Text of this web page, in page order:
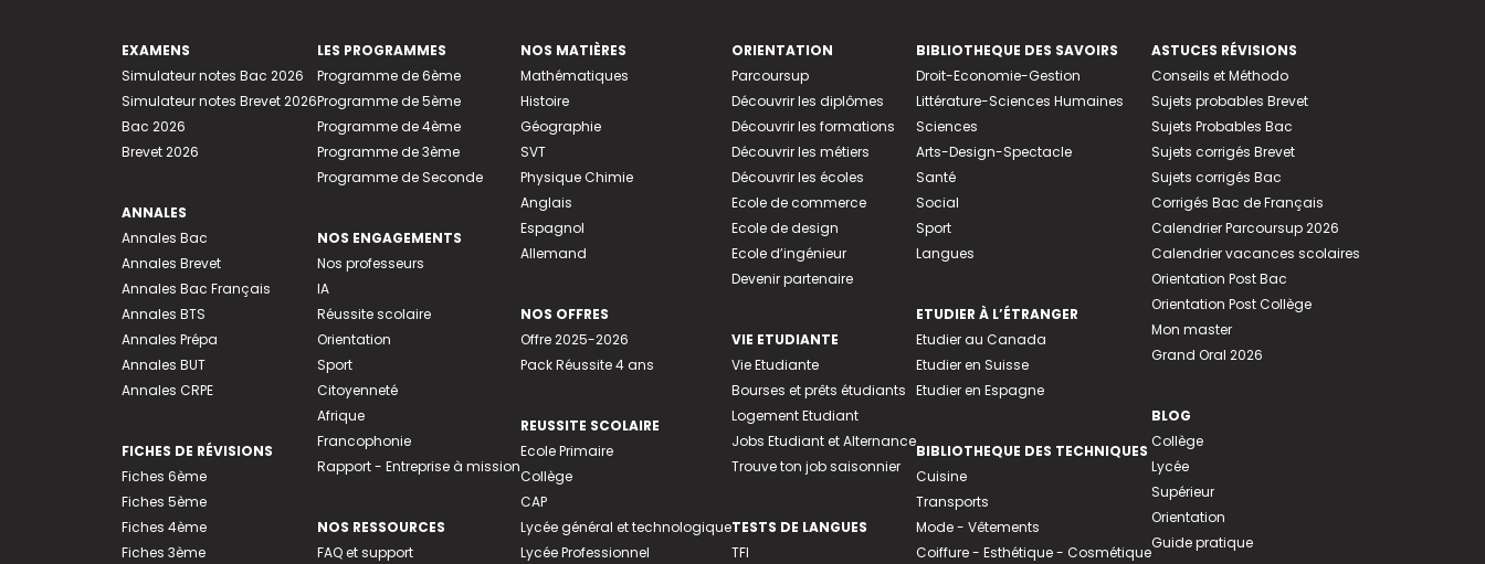
EXAMENS
Simulateur notes Bac 2026
Simulateur notes Brevet 2026
Bac 2026
Brevet 2026
ANNALES
Annales Bac
Annales Brevet
Annales Bac Français
Annales BTS
Annales Prépa
Annales BUT
Annales CRPE
FICHES DE RÉVISIONS
Fiches 6ème
Fiches 5ème
Fiches 4ème
Fiches 3ème
LES PROGRAMMES
Programme de 6ème
Programme de 5ème
Programme de 4ème
Programme de 3ème
Programme de Seconde
NOS ENGAGEMENTS
Nos professeurs
IA
Réussite scolaire
Orientation
Sport
Citoyenneté
Afrique
Francophonie
Rapport - Entreprise à mission
NOS RESSOURCES
FAQ et support
NOS MATIÈRES
Mathématiques
Histoire
Géographie
SVT
Physique Chimie
Anglais
Espagnol
Allemand
NOS OFFRES
Offre 2025-2026
Pack Réussite 4 ans
REUSSITE SCOLAIRE
Ecole Primaire
Collège
CAP
Lycée général et technologique
Lycée Professionnel
ORIENTATION
Parcoursup
Découvrir les diplômes
Découvrir les formations
Découvrir les métiers
Découvrir les écoles
Ecole de commerce
Ecole de design
Ecole d’ingénieur
Devenir partenaire
VIE ETUDIANTE
Vie Etudiante
Bourses et prêts étudiants
Logement Etudiant
Jobs Etudiant et Alternance
Trouve ton job saisonnier
TESTS DE LANGUES
TFI
BIBLIOTHEQUE DES SAVOIRS
Droit-Economie-Gestion
Littérature-Sciences Humaines
Sciences
Arts-Design-Spectacle
Santé
Social
Sport
Langues
ETUDIER À L’ÉTRANGER
Etudier au Canada
Etudier en Suisse
Etudier en Espagne
BIBLIOTHEQUE DES TECHNIQUES
Cuisine
Transports
Mode - Vêtements
Coiffure - Esthétique - Cosmétique
ASTUCES RÉVISIONS
Conseils et Méthodo
Sujets probables Brevet
Sujets Probables Bac
Sujets corrigés Brevet
Sujets corrigés Bac
Corrigés Bac de Français
Calendrier Parcoursup 2026
Calendrier vacances scolaires
Orientation Post Bac
Orientation Post Collège
Mon master
Grand Oral 2026
BLOG
Collège
Lycée
Supérieur
Orientation
Guide pratique